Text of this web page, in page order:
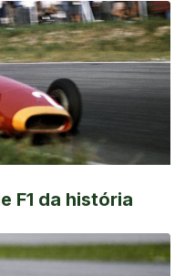
the modern olympic
news/celebrating-pierre-
of-sport-who-founded-
F1 da história